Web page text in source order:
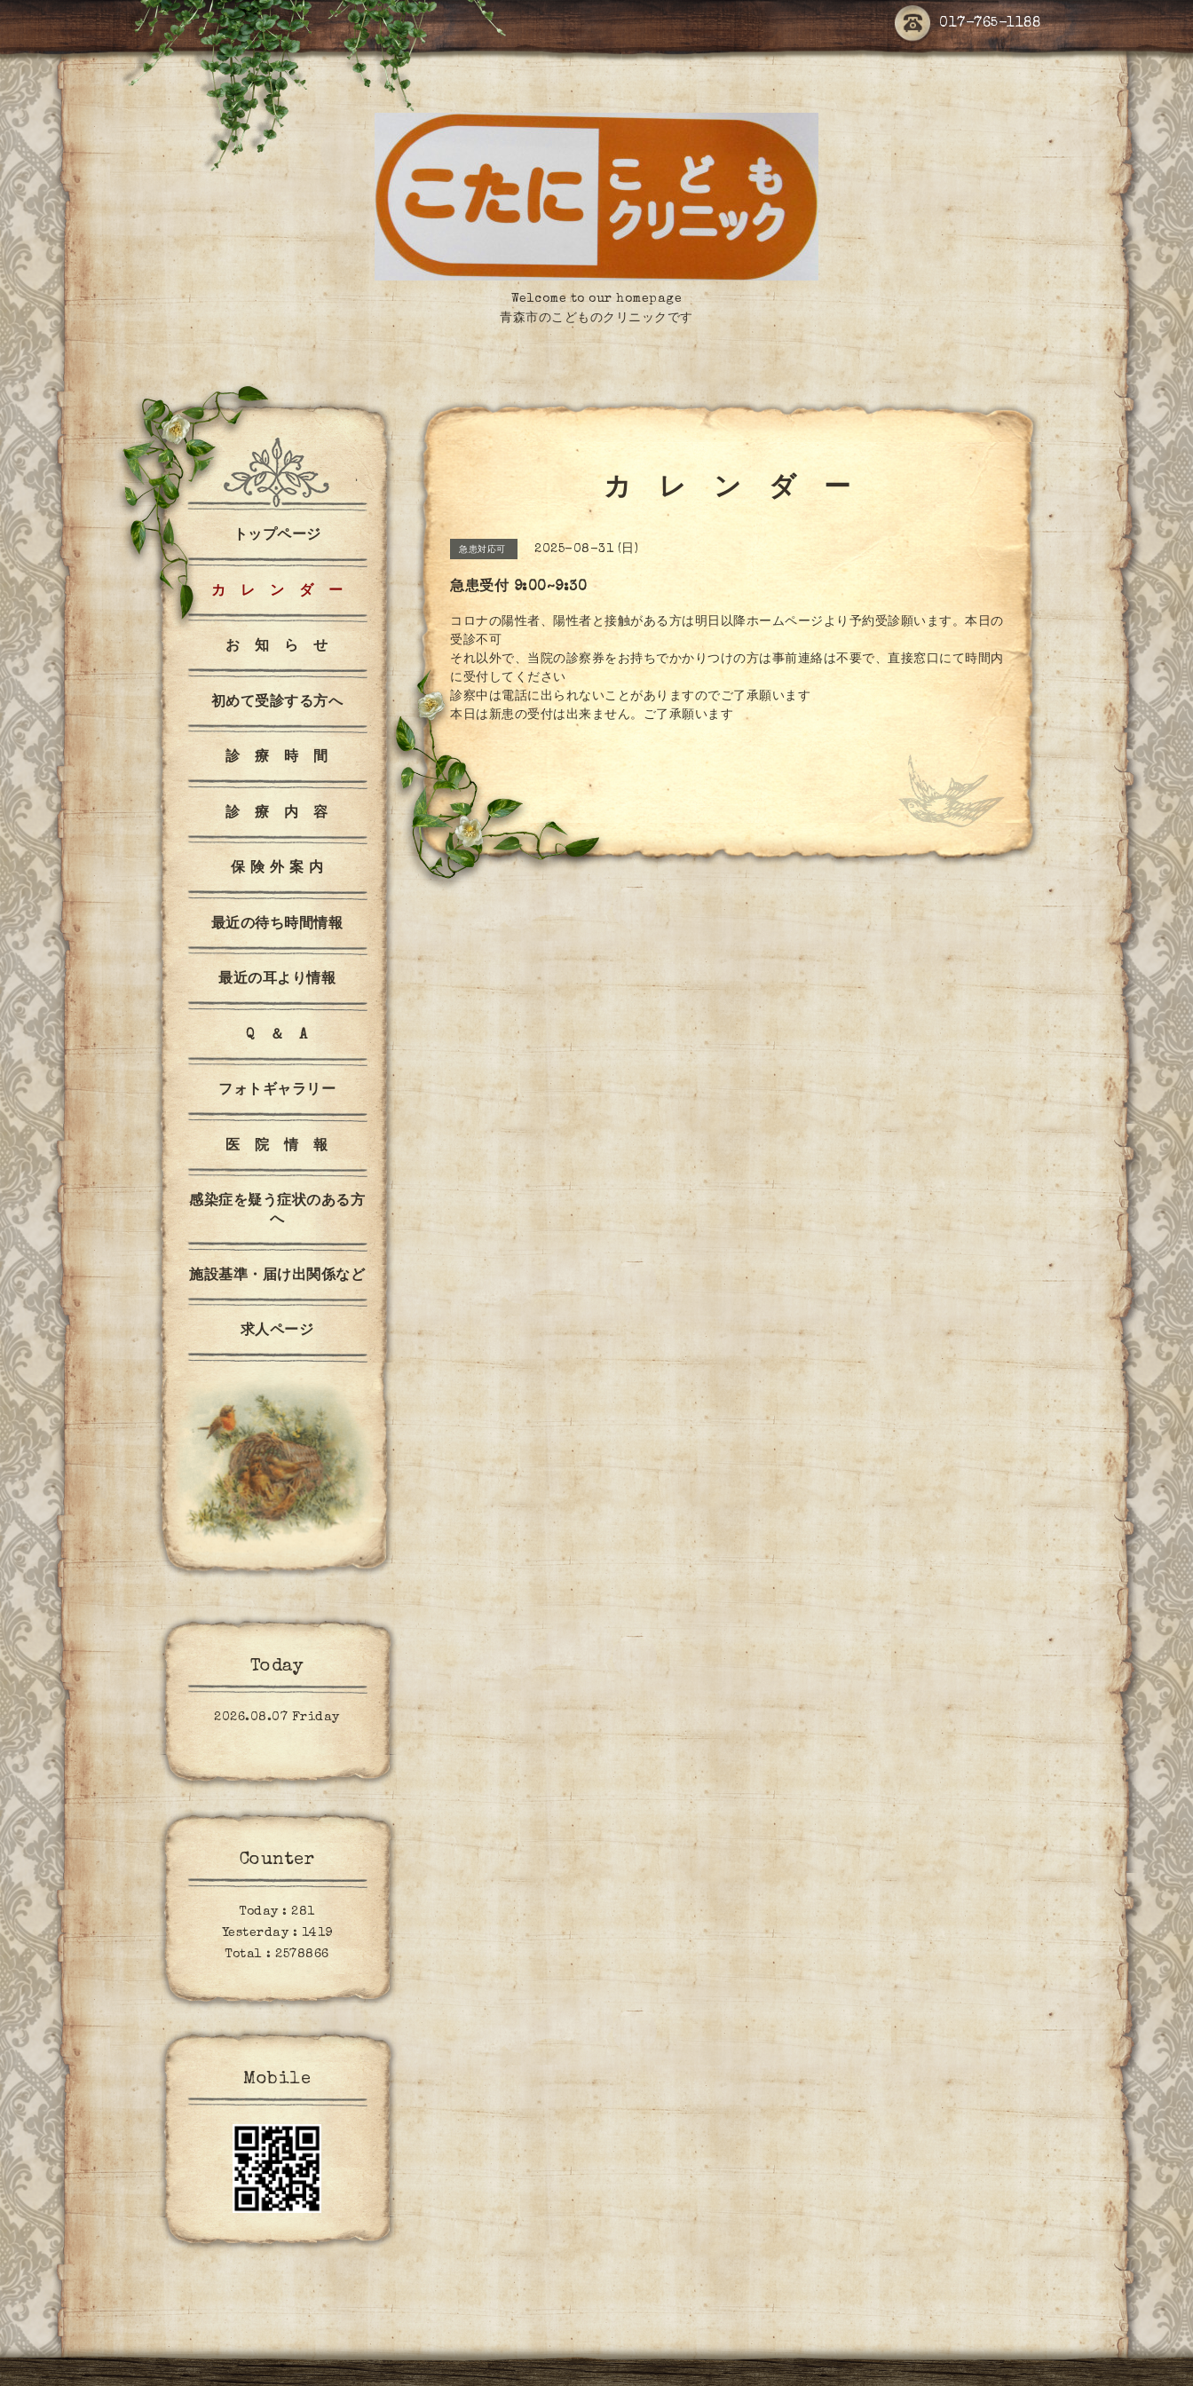
017-765-1188
Welcome to our homepage
青森市のこどものクリニックです
カ レ ン ダ ー
急患対応可 2025-08-31 (日)
急患受付 9:00~9:30
コロナの陽性者、陽性者と接触がある方は明日以降ホームページより予約受診願います。本日の
受診不可
それ以外で、当院の診察券をお持ちでかかりつけの方は事前連絡は不要で、直接窓口にて時間内
に受付してください
診察中は電話に出られないことがありますのでご了承願います
本日は新患の受付は出来ません。ご了承願います
トップページ
カ レ ン ダ ー
お 知 ら せ
初めて受診する方へ
診 療 時 間
診 療 内 容
保 険 外 案 内
最近の待ち時間情報
最近の耳より情報
Q ＆ A
フォトギャラリー
医 院 情 報
感染症を疑う症状のある方
へ
施設基準・届け出関係など
求人ページ
Today
2026.08.07 Friday
Counter
Today :281
Yesterday : 1419
Total :2578866
Mobile